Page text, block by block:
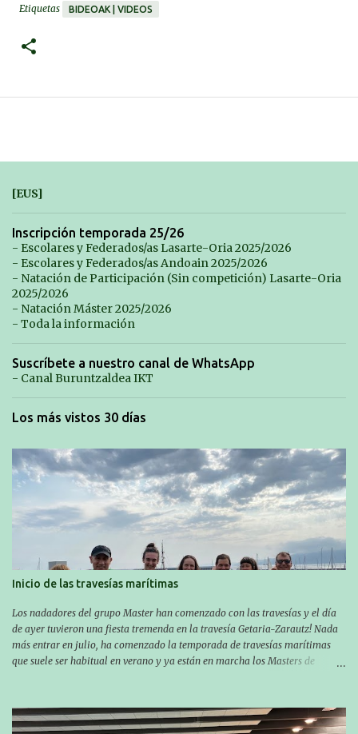
Etiquetas BIDEOAK | VIDEOS
[EUS]
Inscripción temporada 25/26
- Escolares y Federados/as Lasarte-Oria 2025/2026
- Escolares y Federados/as Andoain 2025/2026
- Natación de Participación (Sin competición) Lasarte-Oria
2025/2026
- Natación Máster 2025/2026
- Toda la información
Suscríbete a nuestro canal de WhatsApp
- Canal Buruntzaldea IKT
Los más vistos 30 días
Inicio de las travesías marítimas
Los nadadores del grupo Master han comenzado con las travesías y el día
de ayer tuvieron una fiesta tremenda en la travesía Getaria-Zarautz! Nada
más entrar en julio, ha comenzado la temporada de travesías marítimas
que suele ser habitual en verano y ya están en marcha los Masters de
próxima cita. Para empezar, el 13 de julio, Manu Santos participó en la
XXXVIII. Travesía a nado de Ondarroa y recorrió una distancia de 1600